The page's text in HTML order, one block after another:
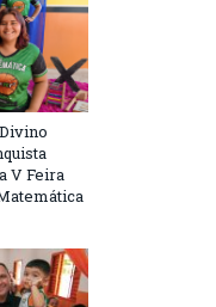
V Feira